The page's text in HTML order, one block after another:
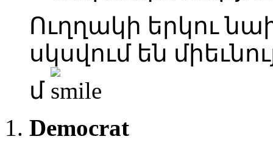
Ուղղակի երկու
սկսվում են
մ
Democrat